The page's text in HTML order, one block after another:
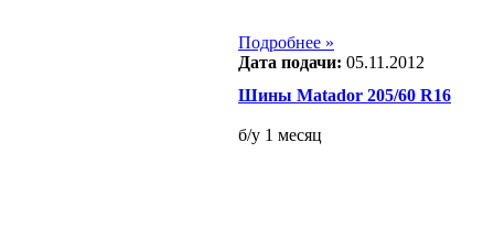
Подробнее »
Дата подачи: 05.11.2012
Шины Matador 205/60 R16
б/у 1 месяц